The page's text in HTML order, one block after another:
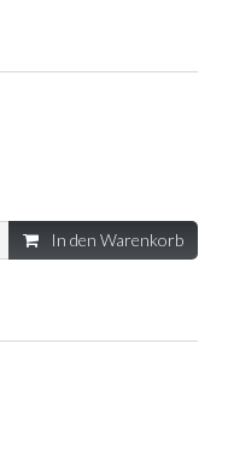
In den Warenkorb